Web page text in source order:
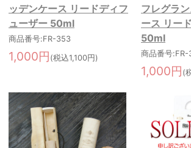
ッデンケース リードディフ
ューザー 50ml
商品番号:FR-353
1,000円 (税込1,100円)
フレグラ
ース リー
50ml
商品番号
1,000円 (